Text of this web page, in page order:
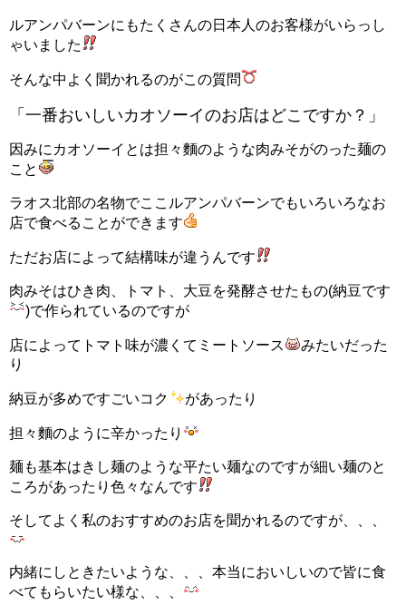
ルアンパバーンにもたくさんの日本人のお客様がいらっし
ゃいました
そんな中よく聞かれるのがこの質問
「一番おいしいカオソーイのお店はどこですか？」
因みにカオソーイとは担々麵のような肉みそがのった麺の
こと
ラオス北部の名物でここルアンパバーンでもいろいろなお
店で食べることができます
ただお店によって結構味が違うんです
肉みそはひき肉、トマト、大豆を発酵させたもの(納豆です
)で作られているのですが
店によってトマト味が濃くてミートソース
みたいだった
り
納豆が多めですごいコク があったり
担々麵のように辛かったり
麺も基本はきし麺のような平たい麺なのですが細い麺のと
ころがあったり色々なんです
そしてよく私のおすすめのお店を聞かれるのですが、、、
内緒にしときたいような、、、本当においしいので皆に食
べてもらいたい様な、、、